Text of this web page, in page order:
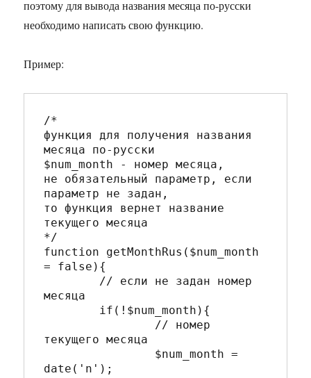
поэтому для вывода названия месяца по-русски
необходимо написать свою функцию.
Пример:
/*
функция для получения названия
месяца по-русски
$num_month - номер месяца,
не обязательный параметр, если
параметр не задан,
то функция вернет название
текущего месяца
*/
function getMonthRus($num_month
= false){
месяца
текущего месяца
date('n');